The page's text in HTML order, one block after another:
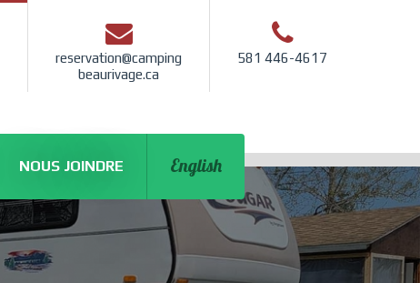
reservation@camping
beaurivage.ca
581 446-4617
NOUS JOINDRE English